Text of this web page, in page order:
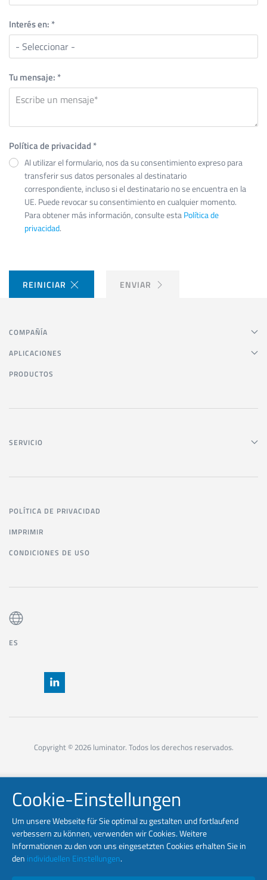
Interés en: *
Tu mensaje: *
Política de privacidad *
Al utilizar el formulario, nos da su consentimiento expreso para
transferir sus datos personales al destinatario
correspondiente, incluso si el destinatario no se encuentra en la
UE. Puede revocar su consentimiento en cualquier momento.
Para obtener más información, consulte estaPolítica de
privacidad.
REINICIAR ENVIAR
COMPAÑÍA
APLICACIONES
PRODUCTOS
SERVICIO
POLÍTICA DE PRIVACIDAD
IMPRIMIR
CONDICIONES DE USO
ES
Copyright © 2026 luminator. Todos los derechos reservados.
Cookie-Einstellungen
Um unsere Webseite für Sie optimal zu gestalten und fortlaufend
verbessern zu können, verwenden wir Cookies. Weitere
Informationen zu den von uns eingesetzten Cookies erhalten Sie in
den individuellen Einstellungen.